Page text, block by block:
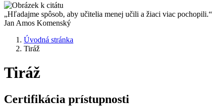
„Hľadajme spôsob, aby učitelia menej učili a žiaci viac pochopili.“
Jan Amos Komenský
Úvodná stránka
Tiráž
Tiráž
Certifikácia prístupnosti